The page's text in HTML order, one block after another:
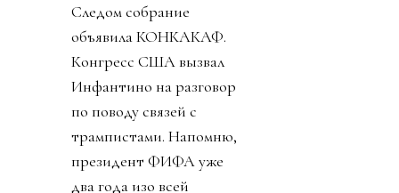
Следом собрание
объявила КОНКАКАФ.
Конгресс США вызвал
Инфантино на разговор
по поводу связей с
трампистами. Напомню,
президент ФИФА уже
два года изо всей